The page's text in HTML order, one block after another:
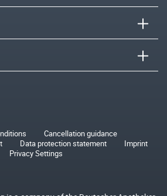
Cancellation guidance
Data protection statement
Imprint
Privacy Settings